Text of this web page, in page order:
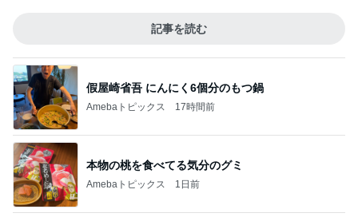
記事を読む
假屋崎省吾 にんにく6個分のもつ鍋
Amebaトピックス 17時間前
本物の桃を食べてる気分のグミ
Amebaトピックス 1日前